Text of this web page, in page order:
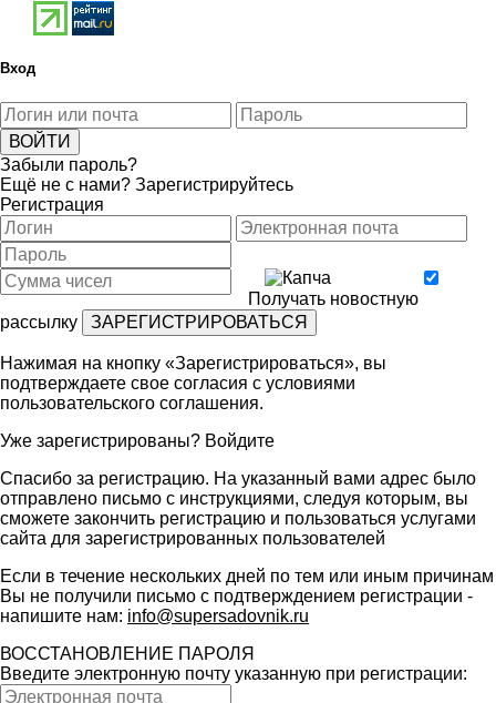
Вход
Забыли пароль?
Ещё не с нами? Зарегистрируйтесь
Регистрация
Получать новостную
рассылку
Нажимая на кнопку «Зарегистрироваться», вы
подтверждаете свое согласия с условиями
пользовательского соглашения.
Уже зарегистрированы? Войдите
Спасибо за регистрацию. На указанный вами адрес было
отправлено письмо с инструкциями, следуя которым, вы
сможете закончить регистрацию и пользоваться услугами
сайта для зарегистрированных пользователей
Если в течение нескольких дней по тем или иным причинам
Вы не получили письмо с подтверждением регистрации -
напишите нам: info@supersadovnik.ru
ВОССТАНОВЛЕНИЕ ПАРОЛЯ
Введите электронную почту указанную при регистрации: